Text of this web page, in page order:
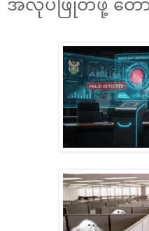
အလုပ်ဖြုတ်ဖို့ တေ